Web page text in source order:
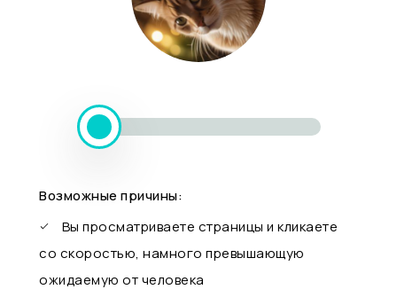
Возможные причины:
Вы просматриваете страницы и кликаете
со скоростью, намного превышающую
ожидаемую от человека